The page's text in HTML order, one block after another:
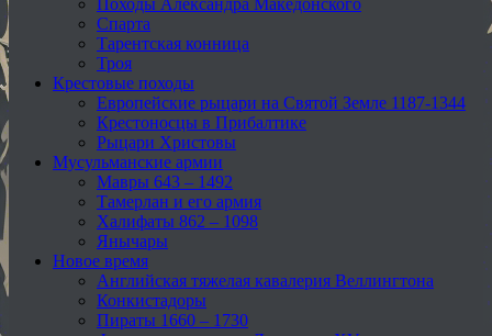
Походы Александра Македонского
Спарта
Тарентская конница
Троя
Крестовые походы
Европейские рыцари на Святой Земле 1187-1344
Крестоносцы в Прибалтике
Рыцари Христовы
Мусульманские армии
Мавры 643 – 1492
Тамерлан и его армия
Халифаты 862 – 1098
Янычары
Новое время
Английская тяжелая кавалерия Веллингтона
Конкистадоры
Пираты 1660 – 1730